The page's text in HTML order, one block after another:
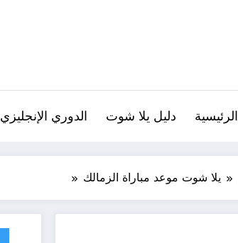
الرئيسية دليل يلا شوت الدوري الإنجليزي
يلا شوت موعد مباراة الزمالك